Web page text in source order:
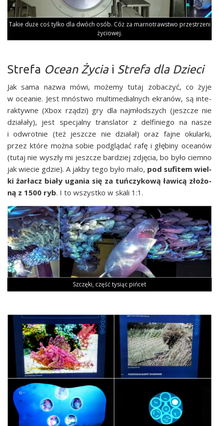
Takie duże coś tyl­ko dla dwóch osób. Cóż za mar­no­traw­stwo prze­strze­ni
życiowej.
Strefa Ocean Życia i Strefa dla Dzieci
Jak sama nazwa mówi, może­my tutaj zoba­czyć, co żyje
w oce­anie. Jest mnó­stwo mul­ti­me­dial­nych ekra­nów, są inte­
rak­tyw­ne (Xbox rzą­dzi) gry dla naj­młod­szych (jesz­cze nie
dzia­ła­ły), jest spe­cjal­ny trans­la­tor z del­fi­nie­go na nasze
i odwrot­nie (też jesz­cze nie dzia­łał) oraz faj­ne oku­lar­ki,
przez któ­re moż­na sobie pod­glą­dać rafę i głę­bi­ny oce­anów
(tutaj nie wyszły mi jesz­cze bar­dziej zdję­cia, bo było ciem­no
jak wie­cie gdzie). A jak­by tego było mało, pod sufi­tem wiel­
ki żar­łacz bia­ły uga­nia się za tuń­czy­ko­wą ławi­cą zło­żo­
ną z 1500 ryb. I to wszyst­ko w ska­li 1:1.
Szczę­ki, część tysiąc pińcet